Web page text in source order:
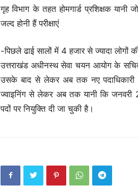
गृह विभाग के तहत होमगार्ड प्रशिक्षक
जल्द होनी हैं परीक्षाएं
-पिछले ढाई सालों में 4 हजार से ज्यादा लोगों
उत्तराखंड अधीनस्थ सेवा चयन आयोग के
उसके बाद से लेकर अब तक नए पदाधिकारी
ज्वाइनिंग से लेकर अब तक यानी कि
पदों पर नियुक्ति दी जा चुकी है।